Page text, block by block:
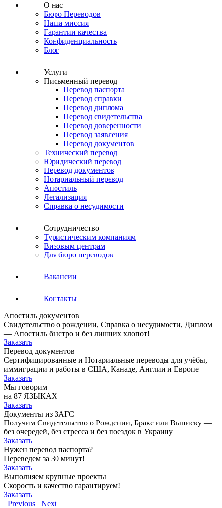
О нас
Бюро Переводов
Наша миссия
Гарантии качества
Конфиденциальность
Блог
Услуги
Письменный перевод
Перевод паспорта
Перевод справки
Перевод диплома
Перевод свидетельства
Перевод доверенности
Перевод заявления
Перевод документов
Технический перевод
Юридический перевод
Перевод документов
Нотариальный перевод
Апостиль
Легализация
Справка о несудимости
Сотрудничество
Туристическим компаниям
Визовым центрам
Для бюро переводов
Вакансии
Контакты
Апостиль документов
Свидетельство о рождении, Справка о несудимости, Диплом
— Апостиль быстро и без лишних хлопот!
Заказать
Перевод документов
Сертифицированные и Нотариальные переводы для учёбы,
иммиграции и работы в США, Канаде, Англии и Европе
Заказать
Мы говорим
на 87 ЯЗЫКАХ
Заказать
Документы из ЗАГС
Получим Свидетельство о Рождении, Браке или Выписку —
без очередей, без стресса и без поездок в Украину
Заказать
Нужен перевод паспорта?
Переведем за 30 минут!
Заказать
Выполняем крупные проекты
Скорость и качество гарантируем!
Заказать
Previous
Next